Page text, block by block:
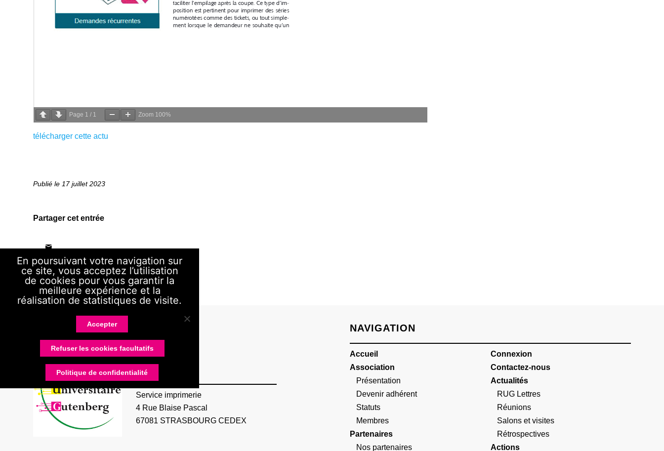
Page 1 / 1 Zoom 100%
télécharger cette actu
17 juillet 2023
Partager cet entrée
RUG
Service imprimerie
4 Rue Blaise Pascal
67081 STRASBOURG CEDEX
NAVIGATION
Accueil
Association
Présentation
Devenir adhérent
Statuts
Membres
Partenaires
Nos partenaires
Connexion
Contactez-nous
Actualités
RUG Lettres
Réunions
Salons et visites
Rétrospectives
Actions
En poursuivant votre navigation sur
ce site, vous acceptez l’utilisation
de cookies pour vous garantir la
meilleure expérience et la
réalisation de statistiques de visite.
Accepter
Refuser les cookies facultatifs
Politique de confidentialité